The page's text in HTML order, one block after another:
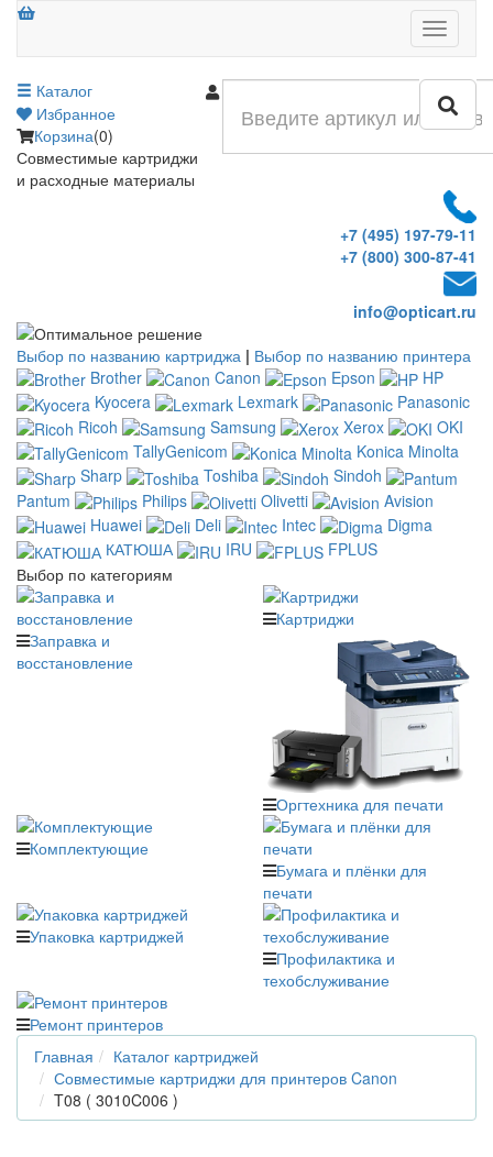
Меню
Каталог
Избранное
Корзина(0)
Совместимые картриджи
и расходные материалы
+7 (495) 197-79-11
+7 (800) 300-87-41
info@opticart.ru
Выбор по названию картриджа | Выбор по названию принтера
Brother
Canon Epson
HP
Kyocera
Lexmark
Panasonic
Ricoh
Samsung Xerox
OKI
TallyGenicom
Konica Minolta
Sharp
Toshiba
Sindoh
Pantum
Philips Olivetti
Avision
Huawei
Deli Intec
Digma
КАТЮША
IRU
FPLUS
Выбор по категориям
Заправка и
восстановление
Картриджи
Оргтехника для печати
Комплектующие
Бумага и плёнки для
печати
Упаковка картриджей
Профилактика и
техобслуживание
Ремонт принтеров
Главная
Каталог картриджей
Совместимые картриджи для принтеров Canon
T08 ( 3010C006 )